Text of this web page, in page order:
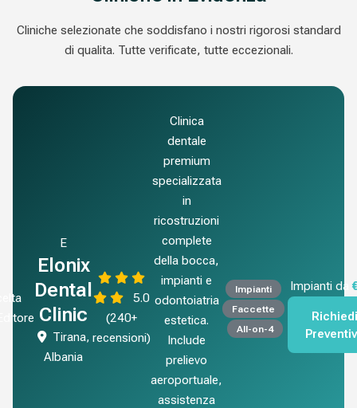
Cliniche selezionate che soddisfano i nostri rigorosi standard
di qualita. Tutte verificate, tutte eccezionali.
E
Elonix
Dental
Clinic
Tirana,
Albania
5.0
(240+
recensioni)
Clinica
dentale
premium
specializzata
in
ricostruzioni
complete
della bocca,
impianti e
odontoiatria
estetica.
Include
prelievo
aeroportuale,
assistenza
Impianti
Faccette
All-on-4
Impianti da
Richiedi